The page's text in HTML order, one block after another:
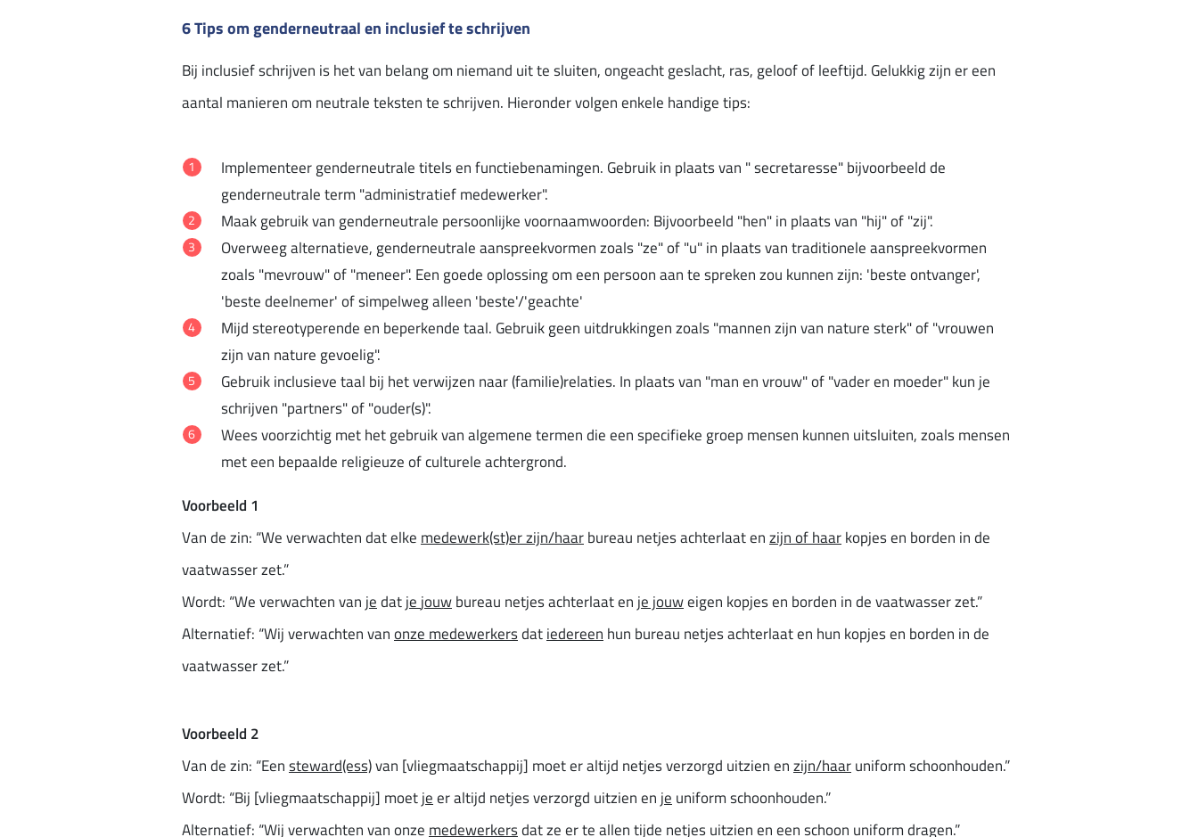
6 Tips om genderneutraal en inclusief te schrijven
Bij inclusief schrijven is het van belang om niemand uit te sluiten, ongeacht geslacht, ras, geloof of leeftijd. Gelukkig zijn er een
aantal manieren om neutrale teksten te schrijven. Hieronder volgen enkele handige tips:
Implementeer genderneutrale titels en functiebenamingen. Gebruik in plaats van " secretaresse" bijvoorbeeld de
genderneutrale term "administratief medewerker".
Maak gebruik van genderneutrale persoonlijke voornaamwoorden: Bijvoorbeeld "hen" in plaats van "hij" of "zij".
Overweeg alternatieve, genderneutrale aanspreekvormen zoals "ze" of "u" in plaats van traditionele aanspreekvormen
zoals "mevrouw" of "meneer". Een goede oplossing om een persoon aan te spreken zou kunnen zijn: 'beste ontvanger',
'beste deelnemer' of simpelweg alleen 'beste'/'geachte'
Mijd stereotyperende en beperkende taal. Gebruik geen uitdrukkingen zoals "mannen zijn van nature sterk" of "vrouwen
zijn van nature gevoelig".
Gebruik inclusieve taal bij het verwijzen naar (familie)relaties. In plaats van "man en vrouw" of "vader en moeder" kun je
schrijven "partners" of "ouder(s)".
Wees voorzichtig met het gebruik van algemene termen die een specifieke groep mensen kunnen uitsluiten, zoals mensen
met een bepaalde religieuze of culturele achtergrond.
Voorbeeld 1
Van de zin: “We verwachten dat elke medewerk(st)er zijn/haarbureau netjes achterlaat enzijn of haarkopjes en borden in de
vaatwasser zet.”
Wordt: “We verwachten van jedatje jouwbureau netjes achterlaat en je jouweigen kopjes en borden in de vaatwasser zet.”
Alternatief: “Wij verwachten vanonze medewerkersdatiedereen hun bureau netjes achterlaat en hun kopjes en borden in de
vaatwasser zet.”
Voorbeeld 2
Van de zin: “Eensteward(ess)van [vliegmaatschappij] moet er altijd netjes verzorgd uitzien enzijn/haaruniform schoonhouden.”
Wordt: “Bij [vliegmaatschappij] moetjeer altijd netjes verzorgd uitzien en je uniform schoonhouden.”
Alternatief: “Wij verwachten van onze medewerkersdat ze er te allen tijde netjes uitzien en een schoon uniform dragen.”